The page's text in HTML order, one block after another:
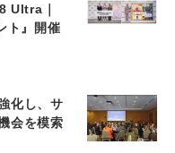
Ultra｜
ト』開催
化し、サ
会を模索